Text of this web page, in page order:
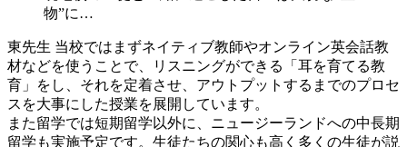
物”に…
東先生 当校ではまずネイティブ教師やオンライン英会話教
材などを使うことで、リスニングができる「耳を育てる教
育」をし、それを定着させ、アウトプットするまでのプロセ
スを大事にした授業を展開しています。
また留学では短期留学以外に、ニュージーランドへの中長期
留学も実施予定です。生徒たちの関心も高く多くの生徒が説